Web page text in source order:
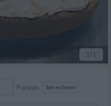
1 /1
Portion berechnen